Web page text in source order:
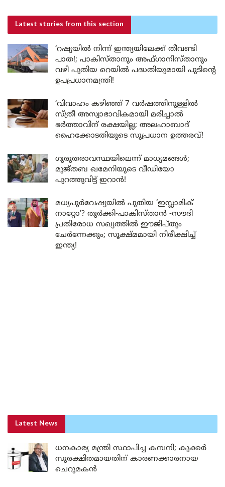
Latest stories from this section
‘റഷ്യയിൽ നിന്ന് ഇന്ത്യയിലേക്ക് തീവണ്ടി
പാത!; പാകിസ്താനും അഫ്ഗാനിസ്താനും
വഴി പുതിയ റെയിൽ പദ്ധതിയുമായി പുടിന്റെ
ഉപപ്രധാനമന്ത്രി!
‘വിവാഹം കഴിഞ്ഞ് 7 വർഷത്തിനുള്ളിൽ
സ്ത്രീ അസ്വാഭാവികമായി മരിച്ചാൽ
ഭർത്താവിന് രക്ഷയില്ല; അലഹാബാദ്
ഹൈക്കോടതിയുടെ സുപ്രധാന ഉത്തരവ്!
ഗുരുതരാവസ്ഥയിലെന്ന് മാധ്യമങ്ങൾ;
മുജ്തബ ഖമേനിയുടെ വീഡിയോ
പുറത്തുവിട്ട് ഇറാൻ!
മധ്യപൂർവേഷ്യയിൽ പുതിയ ‘ഇസ്ലാമിക്
നാറ്റോ’? തുർക്കി-പാകിസ്താൻ -സൗദി
പ്രതിരോധ സഖ്യത്തിൽ ഈജിപ്തും
ചേർന്നേക്കും; സൂക്ഷ്മമായി നിരീക്ഷിച്ച്
ഇന്ത്യ!
Latest News
ധനകാര്യ മന്ത്രി സ്ഥാപിച്ച കമ്പനി; കുക്കർ
സുരക്ഷിതമായതിന് കാരണക്കാരനായ
ചെറുമകൻ